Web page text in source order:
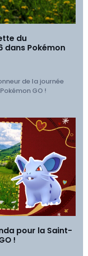
du
dans Pokémon
de la journée
GO !
pour la Saint-
!